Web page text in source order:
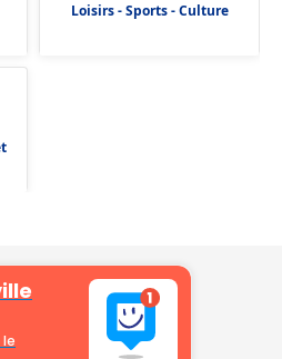
Loisirs - Sports - Culture